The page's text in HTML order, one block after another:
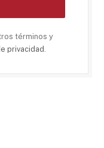
términos y
privacidad